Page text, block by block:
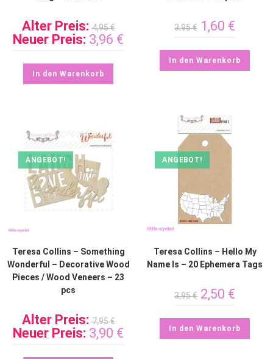
Alter Preis: 4,95€
Neuer Preis: 3,96 €
In den Warenkorb
3,95€ 1,60 €
In den Warenkorb
ANGEBOT!
Teresa Collins – Something
Wonderful – Decorative Wood
Pieces / Wood Veneers – 23
pcs
Alter Preis: 7,95€
Neuer Preis: 3,90 €
ANGEBOT!
Teresa Collins – Hello My
Name Is – 20 Ephemera Tags
3,95€ 2,50 €
In den Warenkorb